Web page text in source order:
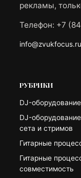
рекламы,
Телефон: +7
info@zvukfocus.ru
РУБРИКИ
DJ-оборудование
DJ-
сета и стримов
Гитарные
Гитарные
совместимость